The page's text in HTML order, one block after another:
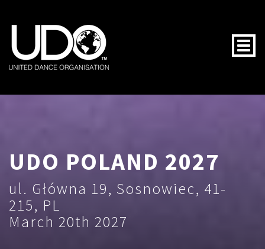
UDO POLAND 2027
ul. Główna 19, Sosnowiec, 41-
215, PL
March 20th 2027